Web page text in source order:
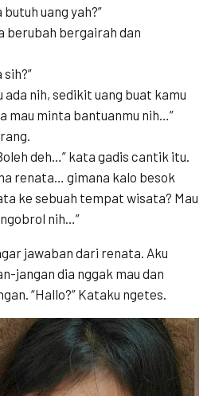
uang yah?”
berubah bergairah dan
nih, sedikit uang buat kamu
mau minta bantuanmu nih…”
deh…” kata gadis cantik itu.
renata… gimana kalo besok
ke sebuah tempat wisata? Mau
nih…”
jawaban dari renata. Aku
jangan dia nggak mau dan
“Hallo?” Kataku ngetes.